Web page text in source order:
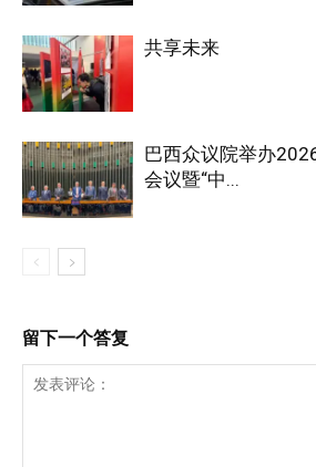
共享未来
巴西众议院举办
会议暨“中...
留下一个答复